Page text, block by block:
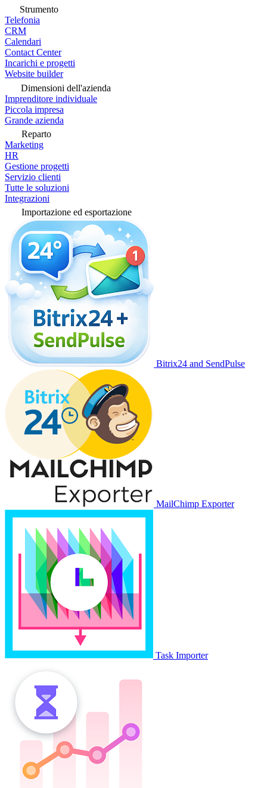
Strumento
Telefonia
CRM
Calendari
Contact Center
Incarichi e progetti
Website builder
Dimensioni dell'azienda
Imprenditore individuale
Piccola impresa
Grande azienda
Reparto
Marketing
HR
Gestione progetti
Servizio clienti
Tutte le soluzioni
Integrazioni
Importazione ed esportazione
Bitrix24 and SendPulse
MailChimp Exporter
Task Importer